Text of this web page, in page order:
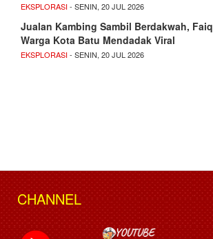
EKSPLORASI- SENIN, 20 JUL 2026
Jualan Kambing Sambil Berdakwah, Faiq
Warga Kota Batu Mendadak Viral
EKSPLORASI- SENIN, 20 JUL 2026
CHANNEL